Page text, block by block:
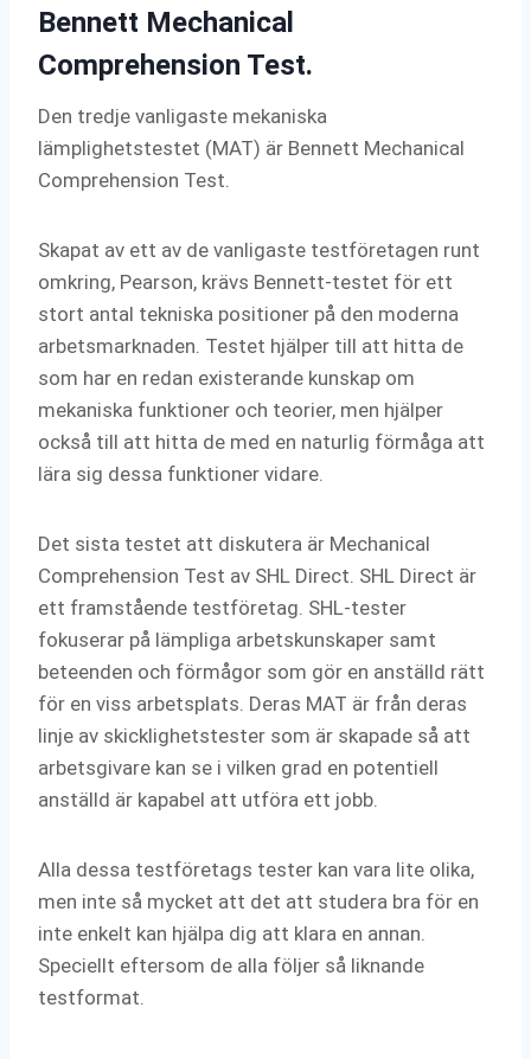
Bennett Mechanical
Comprehension Test.
Den tredje vanligaste mekaniska
lämplighetstestet (MAT) är Bennett Mechanical
Comprehension Test.
Skapat av ett av de vanligaste testföretagen runt
omkring, Pearson, krävs Bennett-testet för ett
stort antal tekniska positioner på den moderna
arbetsmarknaden. Testet hjälper till att hitta de
som har en redan existerande kunskap om
mekaniska funktioner och teorier, men hjälper
också till att hitta de med en naturlig förmåga att
lära sig dessa funktioner vidare.
Det sista testet att diskutera är Mechanical
Comprehension Test av SHL Direct. SHL Direct är
ett framstående testföretag. SHL-tester
fokuserar på lämpliga arbetskunskaper samt
beteenden och förmågor som gör en anställd rätt
för en viss arbetsplats. Deras MAT är från deras
linje av skicklighetstester som är skapade så att
arbetsgivare kan se i vilken grad en potentiell
anställd är kapabel att utföra ett jobb.
Alla dessa testföretags tester kan vara lite olika,
men inte så mycket att det att studera bra för en
inte enkelt kan hjälpa dig att klara en annan.
Speciellt eftersom de alla följer så liknande
testformat.